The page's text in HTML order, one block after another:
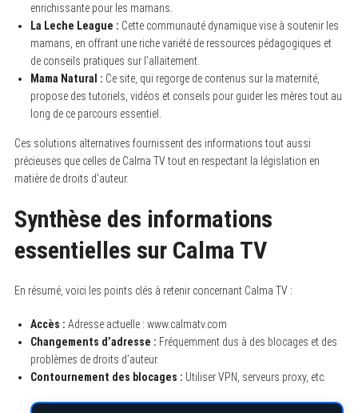
enrichissante pour les mamans.
La Leche League : Cette communauté dynamique vise à soutenir les
mamans, en offrant une riche variété de ressources pédagogiques et
de conseils pratiques sur l’allaitement.
Mama Natural : Ce site, qui regorge de contenus sur la maternité,
propose des tutoriels, vidéos et conseils pour guider les mères tout au
long de ce parcours essentiel.
Ces solutions alternatives fournissent des informations tout aussi
précieuses que celles de Calma TV tout en respectant la législation en
matière de droits d’auteur.
Synthèse des informations
essentielles sur Calma TV
En résumé, voici les points clés à retenir concernant Calma TV :
Accès : Adresse actuelle : www.calmatv.com
Changements d’adresse : Fréquemment dus à des blocages et des
problèmes de droits d’auteur.
Contournement des blocages : Utiliser VPN, serveurs proxy, etc.